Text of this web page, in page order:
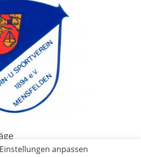
WFMAC in Dillenburg – Lilly
anpassen